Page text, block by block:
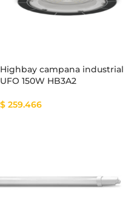
Highbay campana industrial
UFO 150W HB3A2
$ 259.466